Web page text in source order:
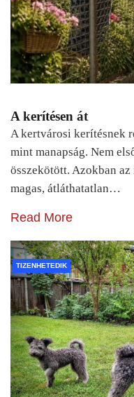
A kerítésen át
A kertvárosi kerítésnek
mint manapság. Nem
összekötött. Azokban
magas, átláthatatlan…
Read More
TIZENHETEDIK